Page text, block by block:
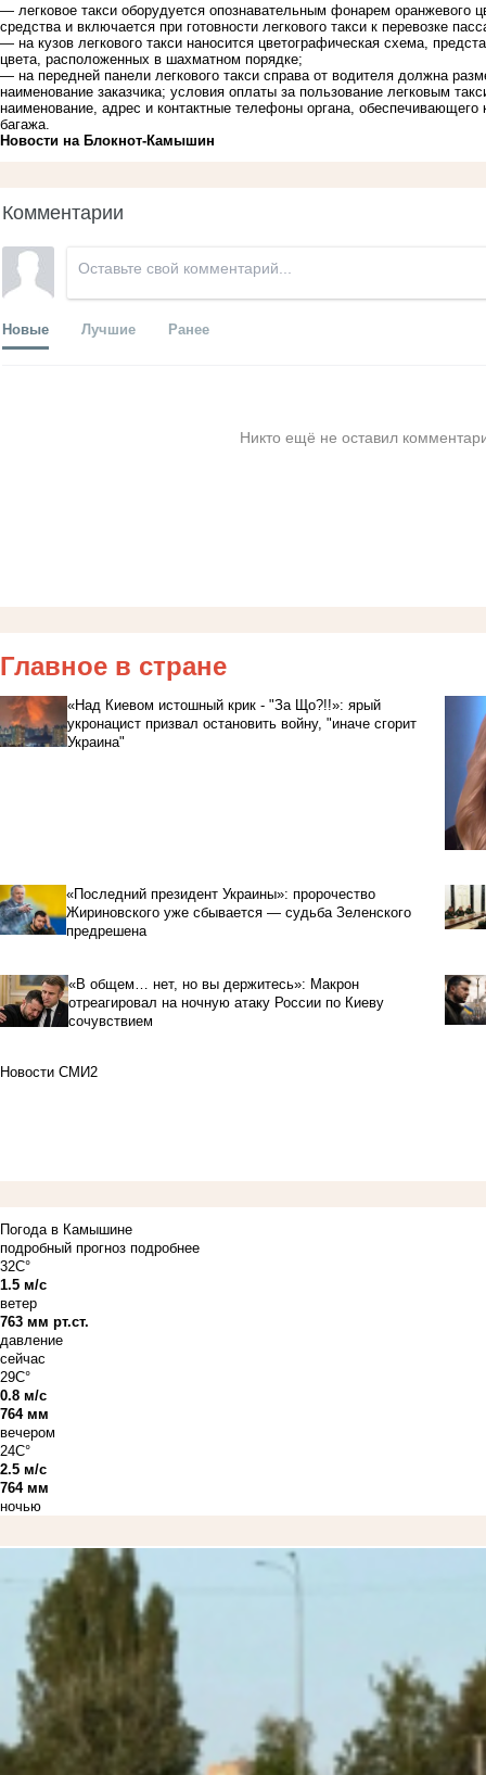
— легковое такси оборудуется опознавательным фонарем оранжевого
средства и включается при готовности легкового такси к перевозке
— на кузов легкового такси наносится цветографическая схема,
цвета, расположенных в шахматном порядке;
— на передней панели легкового такси справа от водителя должна
наименование заказчика; условия оплаты за пользование легковым
наименование, адрес и контактные телефоны органа,
багажа.
Новости на Блoкнoт-Камышин
Комментарии
Новые Лучшие Ранее
Никто ещё не оставил
Главное в стране
«Над Киевом истошный крик - "За Що?!!»: ярый
укронацист призвал остановить войну, "иначе сгорит
Украина"
«Последний президент Украины»: пророчество
Жириновского уже сбывается — судьба Зеленского
предрешена
«В общем… нет, но вы держитесь»: Макрон
отреагировал на ночную атаку России по Киеву
сочувствием
Новости СМИ2
Погода в Камышине
подробный прогноз подробнее
32C°
1.5 м/с
ветер
763 мм рт.ст.
давление
сейчас
29C°
0.8 м/с
764 мм
вечером
24C°
2.5 м/с
764 мм
ночью